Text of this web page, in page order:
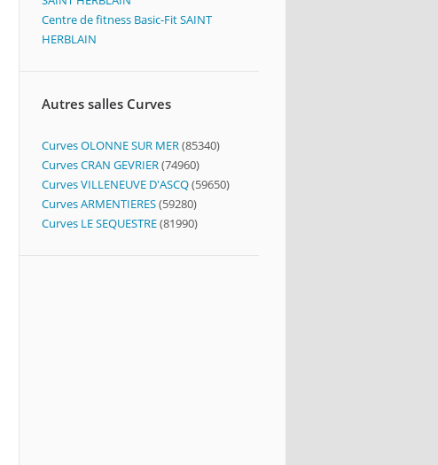
Centre de fitness Basic-Fit SAINT
HERBLAIN
Autres salles Curves
Curves OLONNE SUR MER(85340)
Curves CRAN GEVRIER(74960)
Curves VILLENEUVE D'ASCQ(59650)
Curves ARMENTIERES(59280)
Curves LE SEQUESTRE(81990)